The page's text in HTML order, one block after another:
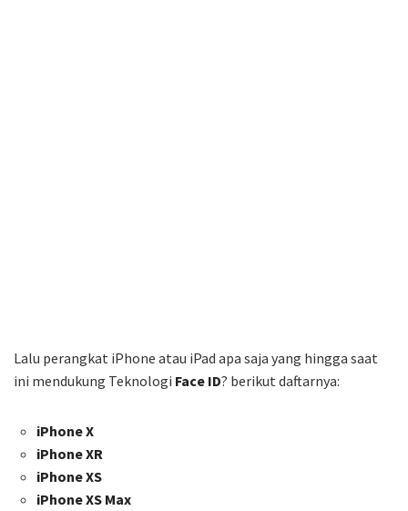
Lalu perangkat iPhone atau iPad apa saja yang hingga saat
ini mendukung Teknologi Face ID? berikut daftarnya:
iPhone X
iPhone XR
iPhone XS
iPhone XS Max